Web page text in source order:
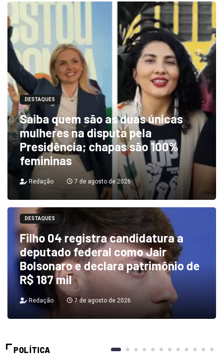
DESTAQUES
Saiba quem são as duas únicas
mulheres na disputa pela
Presidência; chapas são 100%
femininas
Redação 7 de agosto de 2026
DESTAQUES
Filho 04 registra candidatura a
deputado federal como Jair
Bolsonaro e declara patrimônio de
R$ 187 mil
Redação 7 de agosto de 2026
POLÍTICA